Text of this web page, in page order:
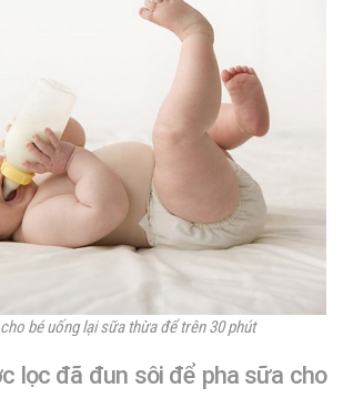
bé uống lại sữa thừa để trên 30 phút
lọc đã đun sôi để pha sữa cho